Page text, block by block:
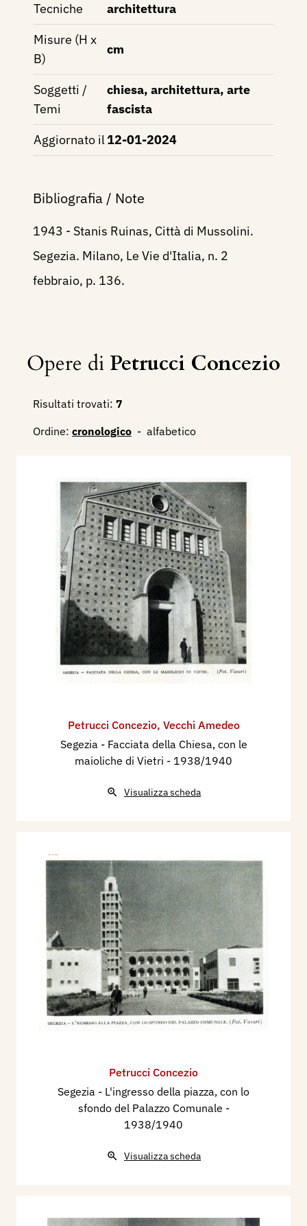
Tecniche
architettura
Misure (H x
B)
cm
Soggetti /
Temi
chiesa, architettura, arte
fascista
Aggiornato il12-01-2024
Bibliografia / Note
1943 - Stanis Ruinas, Città di Mussolini.
Segezia. Milano, Le Vie d'Italia, n. 2
febbraio, p. 136.
Opere diPetrucci Concezio
Risultati trovati: 7
Ordine: cronologico - alfabetico
Petrucci Concezio, Vecchi Amedeo
Segezia - Facciata della Chiesa, con le
maioliche di Vietri - 1938/1940
Visualizza scheda
Petrucci Concezio
Segezia - L'ingresso della piazza, con lo
sfondo del Palazzo Comunale -
1938/1940
Visualizza scheda